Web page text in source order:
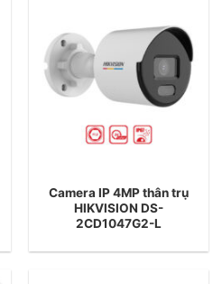
Camera IP 4MP thân trụ
HIKVISION DS-
2CD1047G2-L